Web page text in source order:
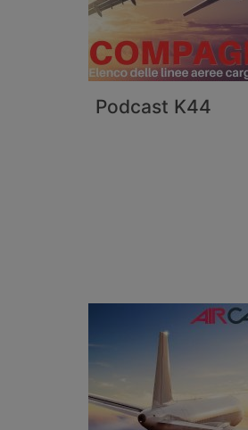
Podcast K44